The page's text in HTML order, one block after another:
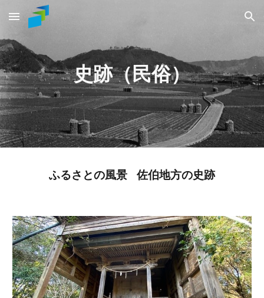
Skip to main content Skip to navigation
史跡（民俗）
ふるさとの風景 佐伯地方の史跡